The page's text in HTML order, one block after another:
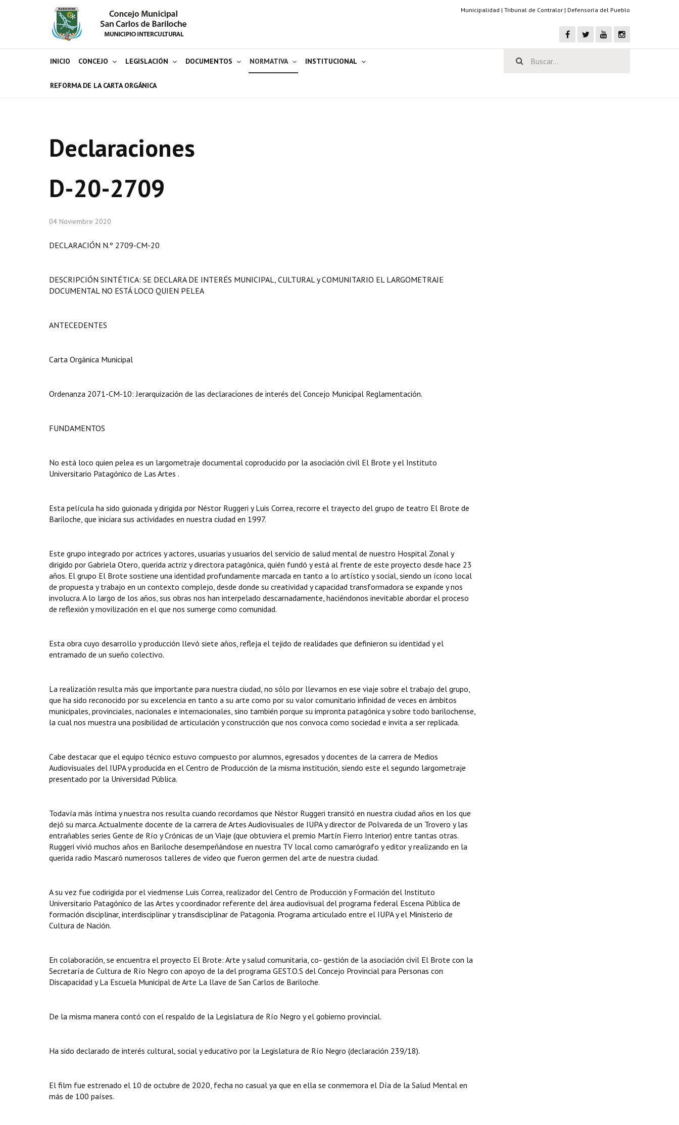
Municipalidad | Tribunal de Contralor | Defensoría del Pueblo
INICIO CONCEJO LEGISLACIÓN DOCUMENTOS NORMATIVA INSTITUCIONAL
REFORMA DE LA CARTA ORGÁNICA
Declaraciones
D-20-2709
04 Noviembre 2020
DECLARACIÓN N.º 2709-CM-20
DESCRIPCIÓN SINTÉTICA: SE DECLARA DE INTERÉS MUNICIPAL, CULTURAL y COMUNITARIO EL LARGOMETRAJE
DOCUMENTAL NO ESTÁ LOCO QUIEN PELEA
ANTECEDENTES
Carta Orgánica Municipal
Ordenanza 2071-CM-10: Jerarquización de las declaraciones de interés del Concejo Municipal Reglamentación.
FUNDAMENTOS
No está loco quien pelea es un largometraje documental coproducido por la asociación civil El Brote y el Instituto
Universitario Patagónico de Las Artes .
Esta película ha sido guionada y dirigida por Néstor Ruggeri y Luis Correa, recorre el trayecto del grupo de teatro El Brote de
Bariloche, que iniciara sus actividades en nuestra ciudad en 1997.
Este grupo integrado por actrices y actores, usuarias y usuarios del servicio de salud mental de nuestro Hospital Zonal y
dirigido por Gabriela Otero, querida actriz y directora patagónica, quién fundó y está al frente de este proyecto desde hace 23
años. El grupo El Brote sostiene una identidad profundamente marcada en tanto a lo artístico y social, siendo un ícono local
de propuesta y trabajo en un contexto complejo, desde donde su creatividad y capacidad transformadora se expande y nos
involucra. A lo largo de los años, sus obras nos han interpelado descarnadamente, haciéndonos inevitable abordar el proceso
de reflexión y movilización en el que nos sumerge como comunidad.
Esta obra cuyo desarrollo y producción llevó siete años, refleja el tejido de realidades que definieron su identidad y el
entramado de un sueño colectivo.
La realización resulta más que importante para nuestra ciudad, no sólo por llevarnos en ese viaje sobre el trabajo del grupo,
que ha sido reconocido por su excelencia en tanto a su arte como por su valor comunitario infinidad de veces en ámbitos
municipales, provinciales, nacionales e internacionales, sino también porque su impronta patagónica y sobre todo barilochense,
la cual nos muestra una posibilidad de articulación y construcción que nos convoca como sociedad e invita a ser replicada.
Cabe destacar que el equipo técnico estuvo compuesto por alumnos, egresados y docentes de la carrera de Medios
Audiovisuales del IUPA y producida en el Centro de Producción de la misma institución, siendo este el segundo largometraje
presentado por la Universidad Pública.
Todavía más íntima y nuestra nos resulta cuando recordamos que Néstor Ruggeri transitó en nuestra ciudad años en los que
dejó su marca. Actualmente docente de la carrera de Artes Audiovisuales de IUPA y director de Polvareda de un Trovero y las
entrañables series Gente de Río y Crónicas de un Viaje (que obtuviera el premio Martín Fierro Interior) entre tantas otras.
Ruggeri vivió muchos años en Bariloche desempeñándose en nuestra TV local como camarógrafo y editor y realizando en la
querida radio Mascaró numerosos talleres de video que fueron germen del arte de nuestra ciudad.
A su vez fue codirigida por el viedmense Luis Correa, realizador del Centro de Producción y Formación del Instituto
Universitario Patagónico de las Artes y coordinador referente del área audiovisual del programa federal Escena Pública de
formación disciplinar, interdisciplinar y transdisciplinar de Patagonia. Programa articulado entre el IUPA y el Ministerio de
Cultura de Nación.
En colaboración, se encuentra el proyecto El Brote: Arte y salud comunitaria, co- gestión de la asociación civil El Brote con la
Secretaría de Cultura de Río Negro con apoyo de la del programa GEST.O.S del Concejo Provincial para Personas con
Discapacidad y La Escuela Municipal de Arte La llave de San Carlos de Bariloche.
De la misma manera contó con el respaldo de la Legislatura de Río Negro y el gobierno provincial.
Ha sido declarado de interés cultural, social y educativo por la Legislatura de Río Negro (declaración 239/18).
El film fue estrenado el 10 de octubre de 2020, fecha no casual ya que en ella se conmemora el Día de la Salud Mental en
más de 100 países.